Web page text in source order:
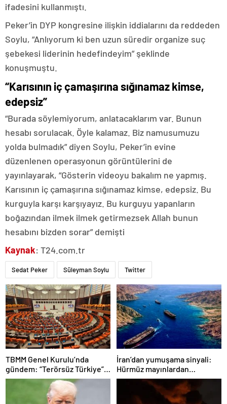
ifadesini kullanmıştı.
Peker’in DYP kongresine ilişkin iddialarını da reddeden
Soylu, “Anlıyorum ki ben uzun süredir organize suç
şebekesi liderinin hedefindeyim” şeklinde
konuşmuştu.
“Karısının iç çamaşırına sığınamaz kimse,
edepsiz”
“Burada söylemiyorum, anlatacaklarım var. Bunun
hesabı sorulacak. Öyle kalamaz. Biz namusumuzu
yolda bulmadık” diyen Soylu, Peker’in evine
düzenlenen operasyonun görüntülerini de
yayınlayarak, “Gösterin videoyu bakalım ne yapmış.
Karısının iç çamaşırına sığınamaz kimse, edepsiz. Bu
kurguyla karşı karşıyayız. Bu kurguyu yapanların
boğazından ilmek ilmek getirmezsek Allah bunun
hesabını bizden sorar” demişti
Kaynak: T24.com.tr
Sedat Peker Süleyman Soylu Twitter
TBMM Genel Kurulu’nda
gündem: “Terörsüz Türkiye”,
ekonomik sorunlar ve
Meclis’in itibarı
İran’dan yumuşama sinyali:
Hürmüz mayınlardan
temizlenmeye hazırlanıyor